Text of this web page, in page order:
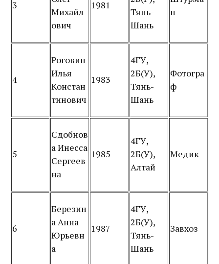
3
Михайл
ович
1981
Тянь-
Шань
н
4
Роговин
Илья
Констан
тинович
1983
4ГУ,
2Б(У),
Тянь-
Шань
Фотогра
ф
5
Сдобнов
а Инесса
Сергеев
на
1985
4ГУ,
2Б(У),
Алтай
Медик
6
Березин
а Анна
Юрьевн
а
1987
4ГУ,
2Б(У),
Тянь-
Шань
Завхоз